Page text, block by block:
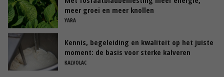
meer groei en meer knollen
YARA
Kennis, begeleiding en kwaliteit op het juiste
moment: de basis voor sterke kalveren
KALVOLAC